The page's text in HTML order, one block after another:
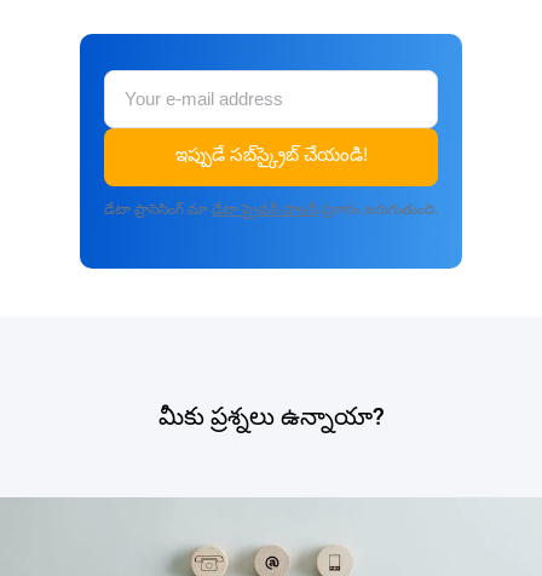
ఇప్పుడే సబ్‌స్క్రైబ్ చేయండి!
డేటా ప్రాసెసింగ్ మా డేటా ప్రైవసీ పాలసీ ప్రకారం జరుగుతుంది.
మీకు ప్రశ్నలు ఉన్నాయా?